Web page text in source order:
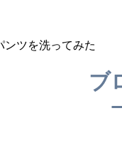
ツを洗ってみた
ブ